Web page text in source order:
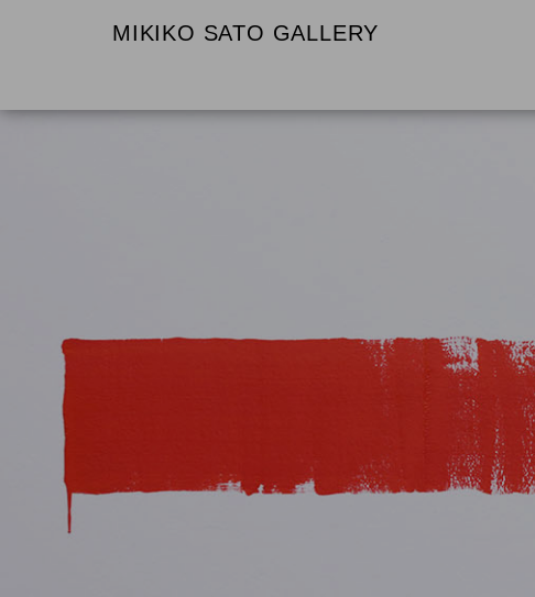
MIKIKO SATO GALLERY